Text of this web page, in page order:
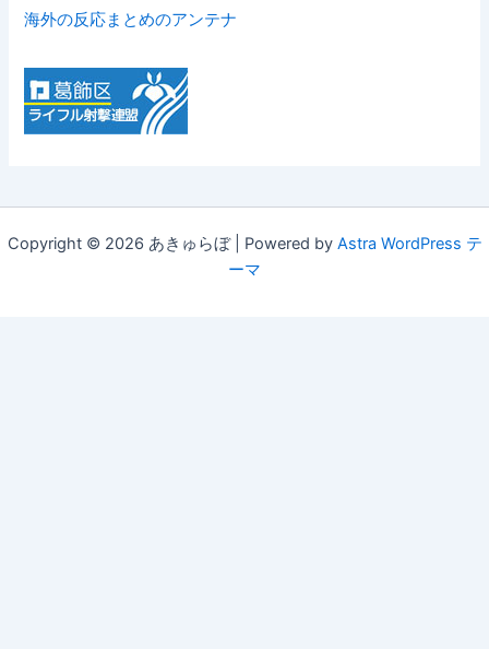
海外の反応まとめのアンテナ
Copyright © 2026 あきゅらぼ | Powered by Astra WordPress テ
ーマ